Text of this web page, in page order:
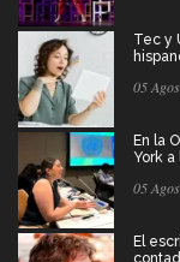
Tec y
05
En la
York a
05
El